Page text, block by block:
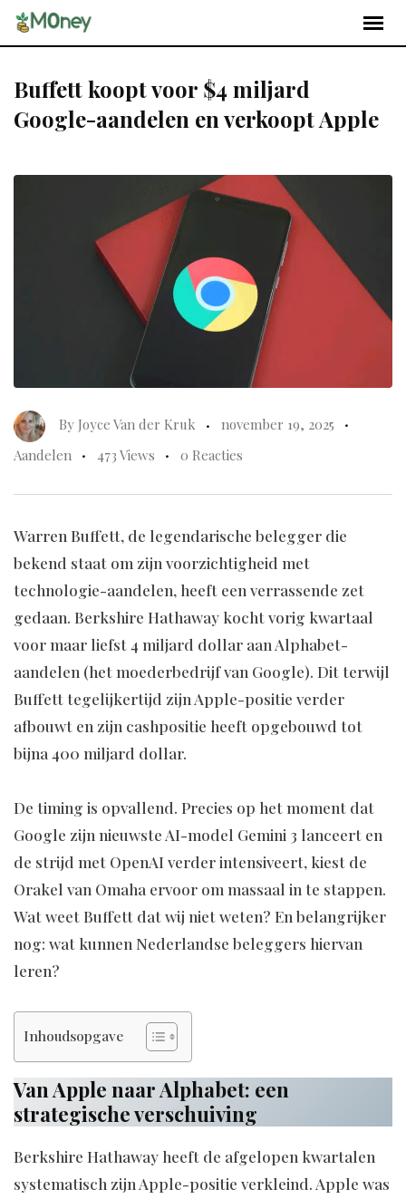
Buffett koopt voor $4 miljard
Google-aandelen en verkoopt Apple
By Joyce Van der Kruk
november 19, 2025
Aandelen
473 Views 0 Reacties
Warren Buffett, de legendarische belegger die
bekend staat om zijn voorzichtigheid met
technologie-aandelen, heeft een verrassende zet
gedaan. Berkshire Hathaway kocht vorig kwartaal
voor maar liefst 4 miljard dollar aan Alphabet-
aandelen (het moederbedrijf van Google). Dit terwijl
Buffett tegelijkertijd zijn Apple-positie verder
afbouwt en zijn cashpositie heeft opgebouwd tot
bijna 400 miljard dollar.
De timing is opvallend. Precies op het moment dat
Google zijn nieuwste AI-model Gemini 3 lanceert en
de strijd met OpenAI verder intensiveert, kiest de
Orakel van Omaha ervoor om massaal in te stappen.
Wat weet Buffett dat wij niet weten? En belangrijker
nog: wat kunnen Nederlandse beleggers hiervan
leren?
Inhoudsopgave
Van Apple naar Alphabet: een
strategische verschuiving
Berkshire Hathaway heeft de afgelopen kwartalen
systematisch zijn Apple-positie verkleind. Apple was